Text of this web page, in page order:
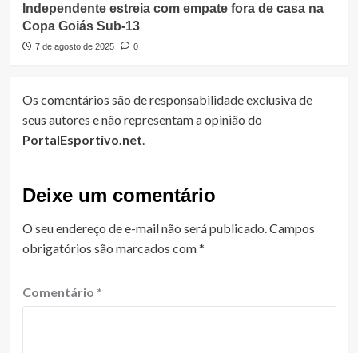
Independente estreia com empate fora de casa na
Copa Goiás Sub-13
7 de agosto de 2025 0
Os comentários são de responsabilidade exclusiva de
seus autores e não representam a opinião do
PortalEsportivo.net.
Deixe um comentário
O seu endereço de e-mail não será publicado.Campos
obrigatórios são marcados com*
Comentário *